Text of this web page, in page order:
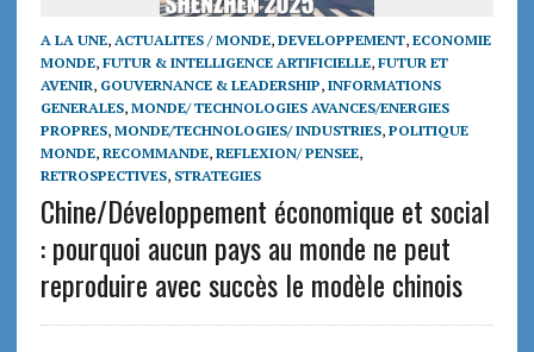
A LA UNE, ACTUALITES / MONDE, DEVELOPPEMENT, ECONOMIE
MONDE, FUTUR & INTELLIGENCE ARTIFICIELLE, FUTUR ET
AVENIR, GOUVERNANCE & LEADERSHIP, INFORMATIONS
GENERALES, MONDE/ TECHNOLOGIES AVANCES/ENERGIES
PROPRES, MONDE/TECHNOLOGIES/ INDUSTRIES, POLITIQUE
MONDE, RECOMMANDE, REFLEXION/ PENSEE,
RETROSPECTIVES, STRATEGIES
Chine/Développement économique et social
: pourquoi aucun pays au monde ne peut
reproduire avec succès le modèle chinois